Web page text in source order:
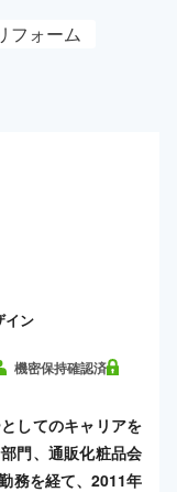
フォーム
イン
機密保持確認済
してのキャリアを
門、通販化粧品会
務を経て、2011年